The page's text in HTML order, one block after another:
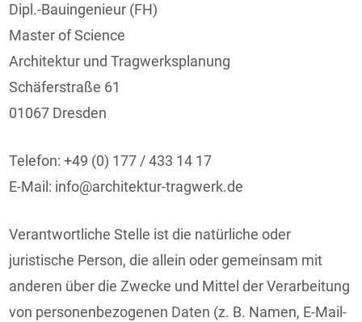
Dipl.-Bauingenieur (FH)
Master of Science
Architektur und Tragwerksplanung
Schäferstraße 61
01067 Dresden
Telefon: +49 (0) 177 / 433 14 17
E-Mail: info@architektur-tragwerk.de
Verantwortliche Stelle ist die natürliche oder
juristische Person, die allein oder gemeinsam mit
anderen über die Zwecke und Mittel der Verarbeitung
von personenbezogenen Daten (z. B. Namen, E-Mail-